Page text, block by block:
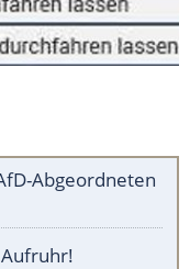
Abgeordneten